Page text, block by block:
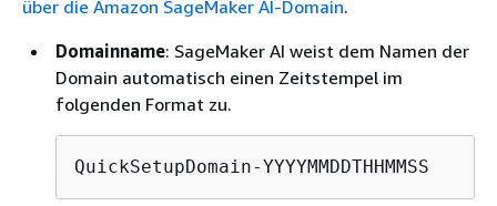
über die Amazon SageMaker AI-Domain.
Domainname: SageMaker AI weist dem Namen der
Domain automatisch einen Zeitstempel im
folgenden Format zu.
QuickSetupDomain-YYYYMMDDTHHMMSS